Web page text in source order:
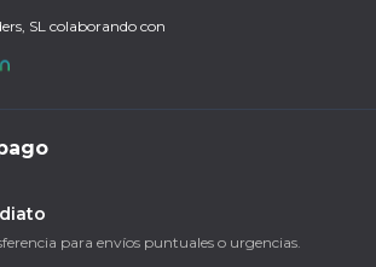
SL colaborando con
para envíos puntuales o urgencias.